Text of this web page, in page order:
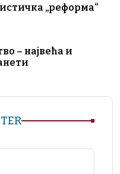
„реформа“
– највећа и